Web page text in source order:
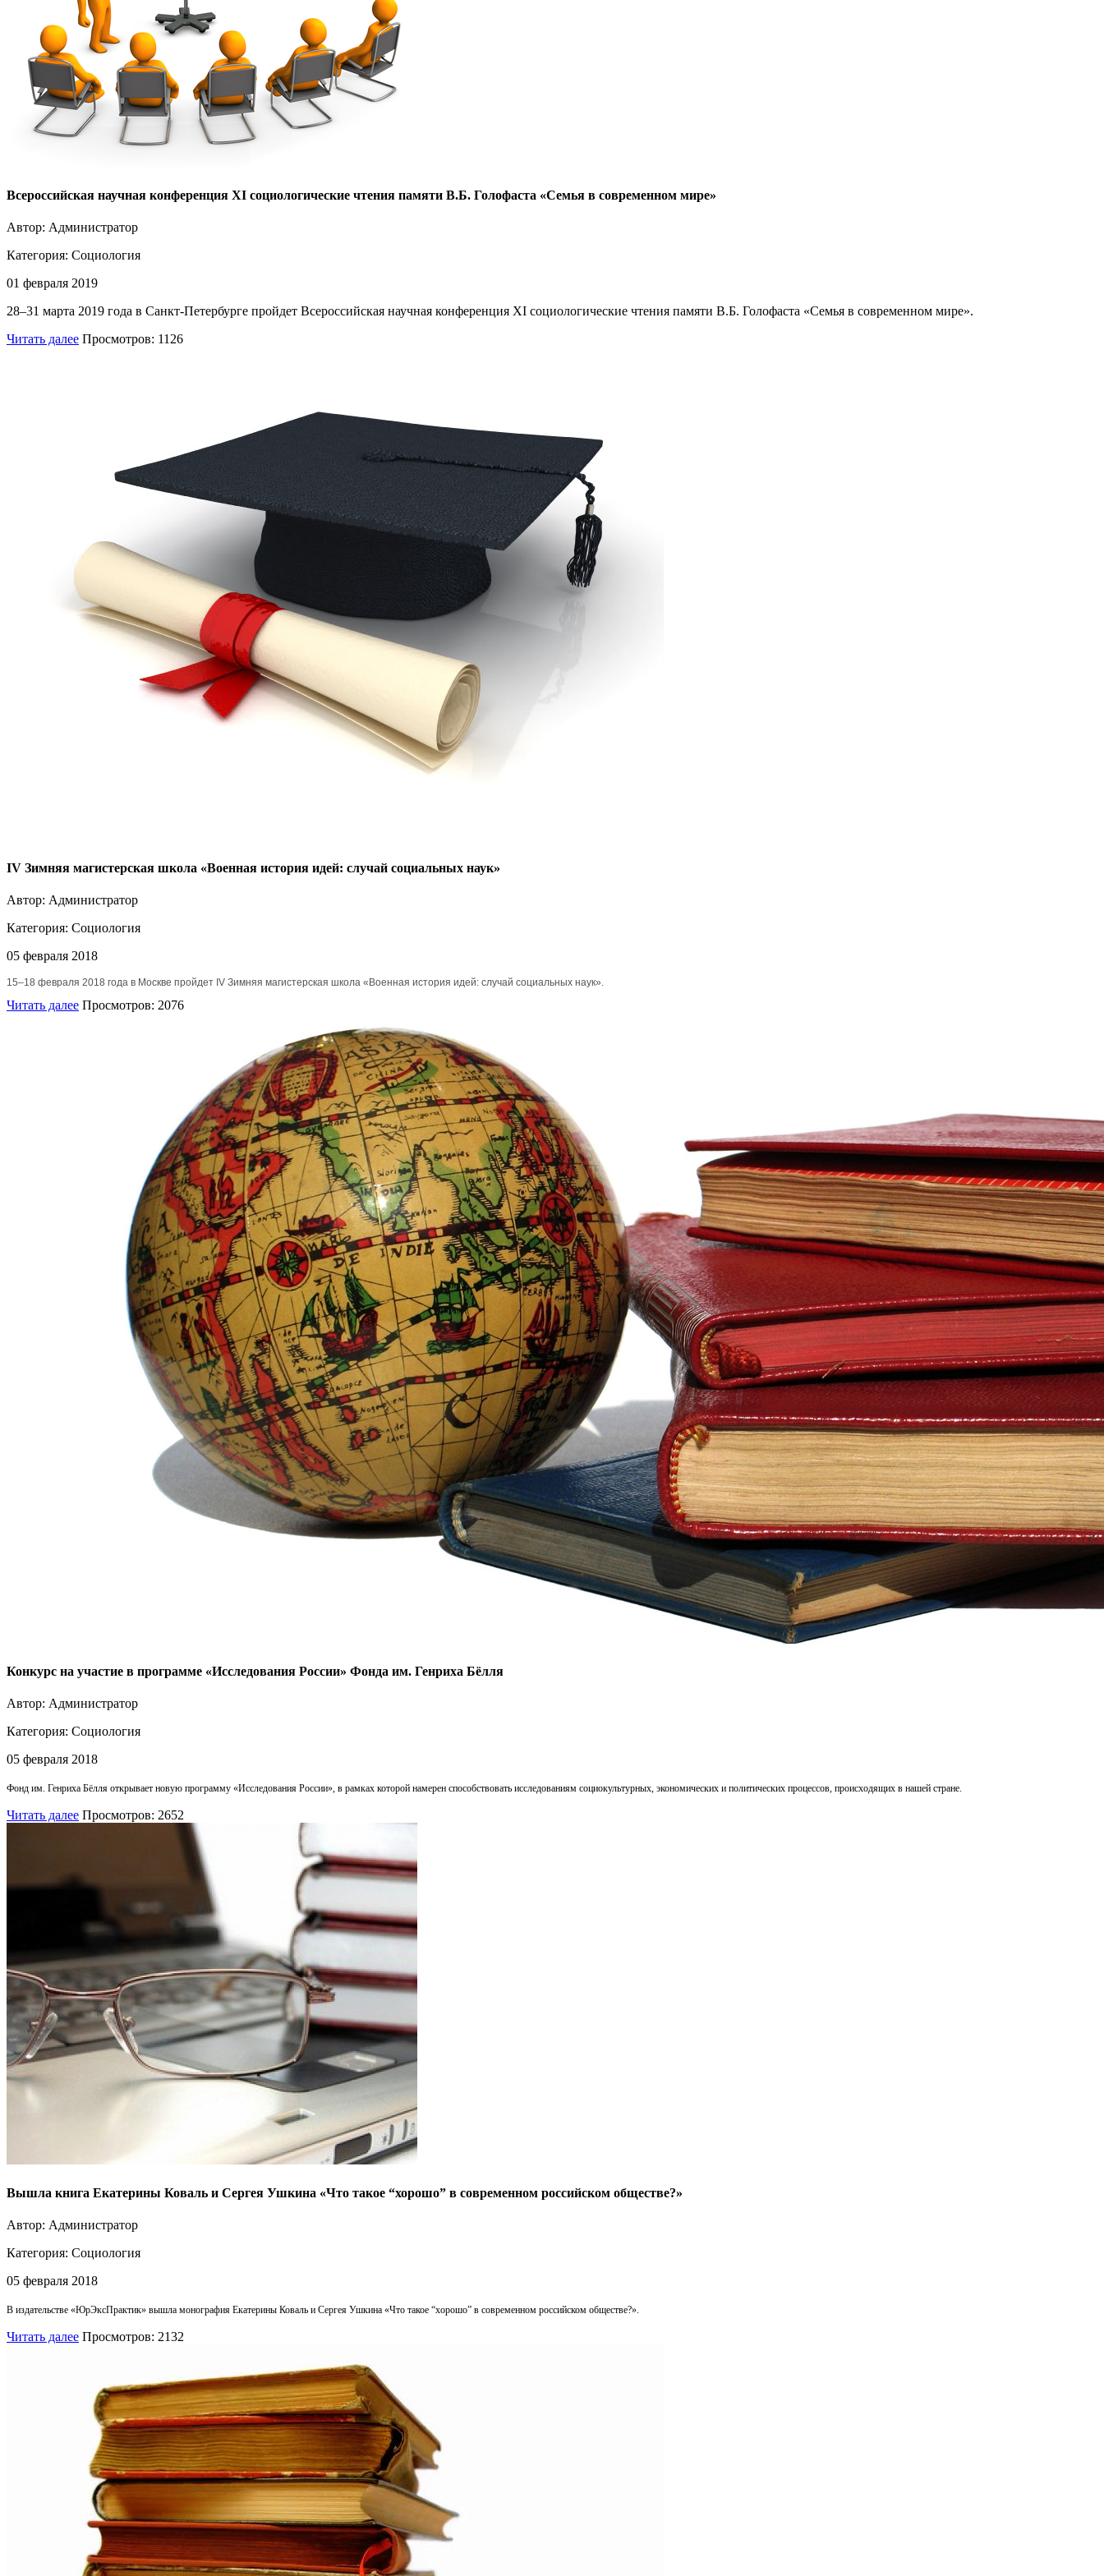
Всероссийская научная конференция XI социологические чтения памяти В.Б. Голофаста «Семья в современном мире»
Автор: Администратор
Категория: Социология
01 февраля 2019
28–31 марта 2019 года в Санкт-Петербурге пройдет Всероссийская научная конференция XI социологические чтения памяти В.Б. Голофаста «Семья в современном мире».
Читать далее Просмотров: 1126
IV Зимняя магистерская школа «Военная история идей: случай социальных наук»
Автор: Администратор
Категория: Социология
05 февраля 2018
15–18 февраля 2018 года в Москве пройдет IV Зимняя магистерская школа «Военная история идей: случай социальных наук».
Читать далее Просмотров: 2076
Конкурс на участие в программе «Исследования России» Фонда им. Генриха Бёлля
Автор: Администратор
Категория: Социология
05 февраля 2018
Фонд им. Генриха Бёлля открывает новую программу «Исследования России», в рамках которой намерен способствовать исследованиям социокультурных, экономических и политических процессов, происходящих в нашей стране.
Читать далее Просмотров: 2652
Вышла книга Екатерины Коваль и Сергея Ушкина «Что такое “хорошо” в современном российском обществе?»
Автор: Администратор
Категория: Социология
05 февраля 2018
В издательстве «ЮрЭксПрактик» вышла монография Екатерины Коваль и Сергея Ушкина «Что такое “хорошо” в современном российском обществе?».
Читать далее Просмотров: 2132